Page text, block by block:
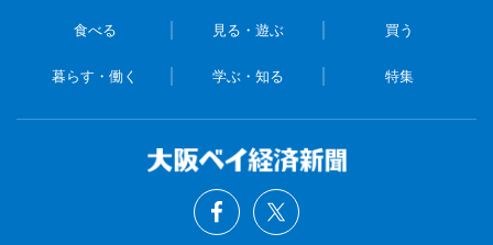
食べる 見る・遊ぶ 買う
暮らす・働く 学ぶ・知る 特集